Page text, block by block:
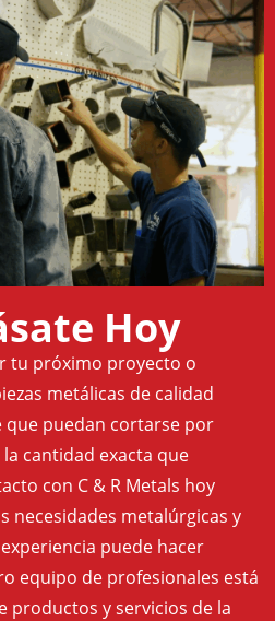
Hoy
tu próximo proyecto o
metálicas de calidad
que puedan cortarse por
cantidad exacta que
con C & R Metals hoy
necesidades metalúrgicas y
puede hacer
equipo de profesionales está
y servicios de la